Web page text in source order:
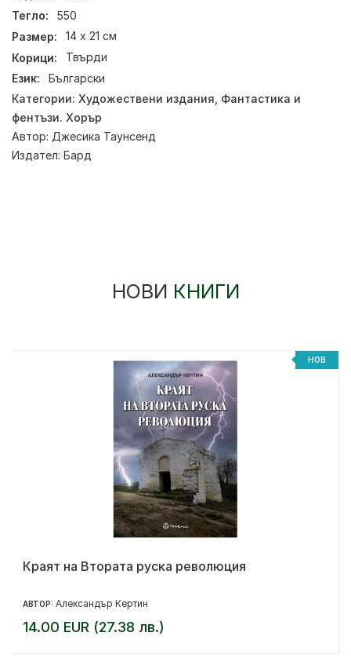
Тегло:
550
Размер:
14 х 21 см
Корици:
Твърди
Език:
Български
Категории: Художествени издания Фантастика и
фентъзи. Хорър
Автор: Джесика Таунсенд
Издател: Бард
НОВИ КНИГИ
НОВ
Краят на Втората руска революция
АВТОР: Александър Кертин
14.00 EUR (27.38 лв.)